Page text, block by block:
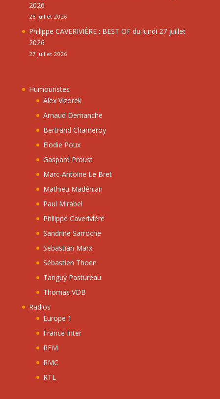
2026
28 juillet 2026
Philippe CAVERIVIÈRE : BEST OF du lundi 27 juillet
2026
27 juillet 2026
Humouristes
Alex Vizorek
Arnaud Demanche
Bertrand Chameroy
Elodie Poux
Gaspard Proust
Marc-Antoine Le Bret
Mathieu Madénian
Paul Mirabel
Philippe Caverivière
Sandrine Sarroche
Sebastian Marx
Sébastien Thoen
Tanguy Pastureau
Thomas VDB
Radios
Europe 1
France Inter
RFM
RMC
RTL